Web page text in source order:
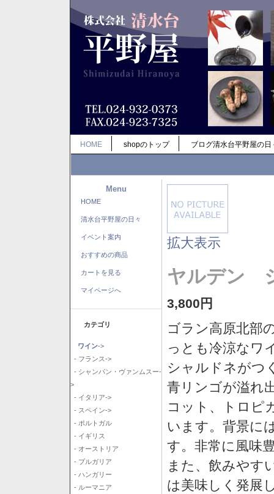
HOME shopのトップ ブログ清水台平野屋の日
Menu
HOME
清水台平野屋の日々
イベント案内
おすすめの商品
カートを見る
マイページへ
カテゴリ
ワイン->
- フランス->
- シャンパン・ヴァンムスー-
>
- イタリア->
- スペイン->
- ポルトガル
- イギリス
- オーストリア
- ブルガリア
- ハンガリー
- ルーマニア
拡大表示
ヤルデン
3,800円
ゴラン高原北部
っとも冷涼なワ
シャルドネがつ
青リンゴが溢れ
コット、トロピ
います。背景に
す。非常に風味
また、飲みやす
は美味しく発展